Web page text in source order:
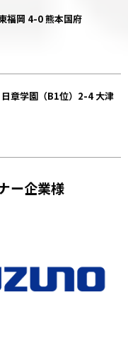
福岡 4-0 熊本国府
章学園（B1位）2-4 大津
ー企業様